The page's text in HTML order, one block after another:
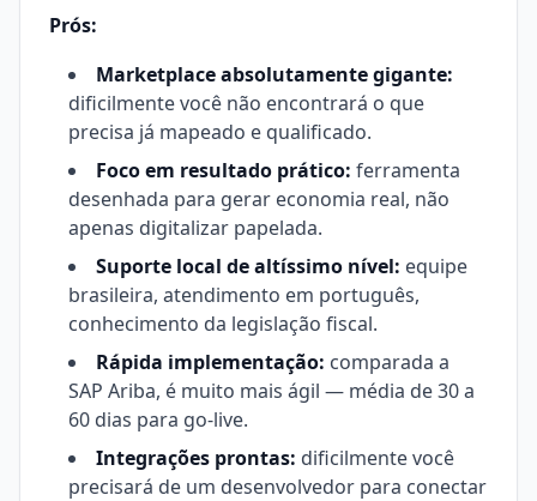
Prós:
Marketplace absolutamente gigante:
dificilmente você não encontrará o que
precisa já mapeado e qualificado.
Foco em resultado prático: ferramenta
desenhada para gerar economia real, não
apenas digitalizar papelada.
Suporte local de altíssimo nível: equipe
brasileira, atendimento em português,
conhecimento da legislação fiscal.
Rápida implementação: comparada a
SAP Ariba, é muito mais ágil — média de 30 a
60 dias para go-live.
Integrações prontas: dificilmente você
precisará de um desenvolvedor para conectar